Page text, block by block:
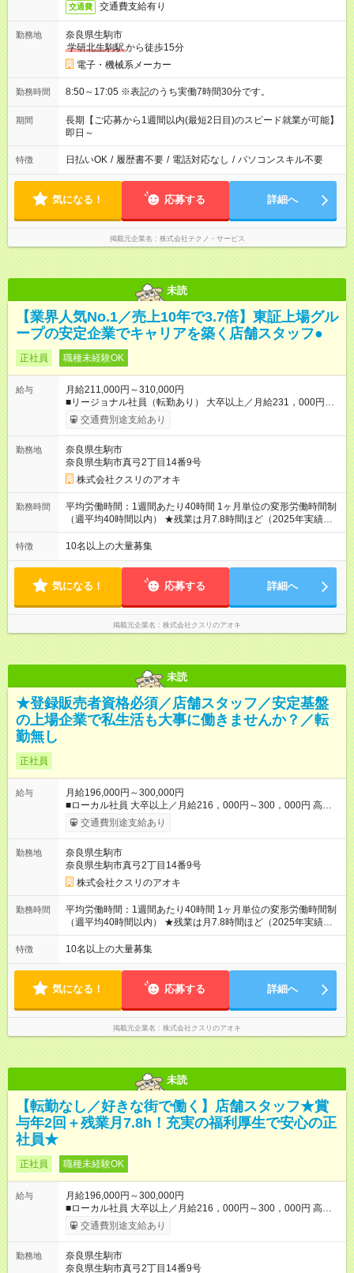
交通費 交通費支給有り
勤務地
奈良県生駒市
学研北生駒駅から徒歩15分
電子・機械系メーカー
勤務時間 8:50～17:05 ※表記のうち実働7時間30分です。
期間
長期【ご応募から1週間以内(最短2日目)のスピード就業が可能】
即日～
特徴 日払いOK / 履歴書不要 / 電話対応なし / パソコンスキル不要
気になる！ 応募する 詳細へ
掲載元企業名 株式会社テクノ・サービス
未読
【業界人気No.1／売上10年で3.7倍】東証上場グル
ープの安定企業でキャリアを築く店舗スタッフ●
正社員 職種未経験OK
給与
月給211,000円～310,000円
■リージョナル社員（転勤あり） 大卒以上／月給231，000円～
310，000円 高卒以上／月給211，000円～310，000円 ★エリア
手当（石川県、富山県、福井県、岐阜県、群馬県、茨城県 月1
種手当あり ★登録販売者資格保持者には、別途月1万円支給（実
務経験がない方にも同額を支給） ※ただし、短時間勤務・早番
固定社員は当社規定に従い額が変動 ＝＝＝＝＝＝＝＝＝＝＝＝
＝＝ ★職務給制度で実力次第で収入アップ！ 職務内容に応じて
給与が支払われ、昇格試験なく役職に就いた時点で年収がUPす
る制度です。 約4割の社員が入社3年目で店長に就いています。
交通費別途支給あり
勤務地
奈良県生駒市
奈良県生駒市真弓2丁目14番9号
株式会社クスリのアオキ
勤務時間
平均労働時間：1週間あたり40時間 1ヶ月単位の変形労働時間制
（週平均40時間以内） ★残業は月7.8時間ほど（2025年実績）
＜店舗の基本営業時間＞ 9時～22時 ※勤務時間は店舗により異
なります。 ＜シフト例＞ 早番：8時00分～17時00分 中番：11
1ヶ月単位の変形労働時間制（週平均40時間以内） ★残業は月
7.8時間ほど（2025年実績） ＜店舗の基本営業時間＞ 9時～22
時 ※勤務時間は店舗により異なります。 ＜シフト例＞ 早番：8
時00分～17時00分 中番：11時～20時 遅番：13時～22時
特徴 10名以上の大量募集
気になる！ 応募する 詳細へ
掲載元企業名 株式会社クスリのアオキ
未読
★登録販売者資格必須／店舗スタッフ／安定基盤
の上場企業で私生活も大事に働きませんか？／転
勤無し
正社員
給与
月給196,000円～300,000円
■ローカル社員 大卒以上／月給216，000円～300，000円 高卒
以上／月給196，000円～300，000円 ★エリア手当（石川県、
富山県、福井県、岐阜県、群馬県、茨城県 月1万円）を会社規
録販売者資格保持者への月1万円支給を含む（実務経験がない方
にも同額を支給） ※ただし、短時間勤務・早番固定社員は当社
規定に従い額が変動 【試用期間】試用期間なし ＝＝＝＝＝＝＝
＝＝＝＝＝＝＝ ★職務給制度で実力次第で収入アップ！ 職務内
容に応じて給与が支払われ、昇格試験なく役職に就いた時点で
年収がUPする制度です。 約4割の社員が入社3年目で店長に就い
交通費別途支給あり
勤務地
奈良県生駒市
奈良県生駒市真弓2丁目14番9号
株式会社クスリのアオキ
勤務時間
平均労働時間：1週間あたり40時間 1ヶ月単位の変形労働時間制
（週平均40時間以内） ★残業は月7.8時間ほど（2025年実績）
＜店舗の基本営業時間＞ 9時～22時 ※勤務時間は店舗により異
なります。 ＜シフト例＞ 早番：8時00分～17時00分 中番：11
1ヶ月単位の変形労働時間制（週平均40時間以内） ★残業は月
7.8時間ほど（2025年実績） ＜店舗の基本営業時間＞ 9時～22
時 ※勤務時間は店舗により異なります。 ＜シフト例＞ 早番：8
時00分～17時00分 中番：11時～20時 遅番：13時～22時
特徴 10名以上の大量募集
気になる！ 応募する 詳細へ
掲載元企業名 株式会社クスリのアオキ
未読
【転勤なし／好きな街で働く】店舗スタッフ★賞
与年2回＋残業月7.8h！充実の福利厚生で安心の正
社員★
正社員 職種未経験OK
給与
月給196,000円～300,000円
■ローカル社員 大卒以上／月給216，000円～300，000円 高卒
以上／月給196，000円～300，000円 ★エリア手当（石川県、
富山県、福井県、岐阜県、群馬県、茨城県 月1万円）を会社規
録販売者資格保持者には、別途月1万円支給（実務経験がない方
交通費別途支給あり
勤務地
奈良県生駒市
奈良県生駒市真弓2丁目14番9号